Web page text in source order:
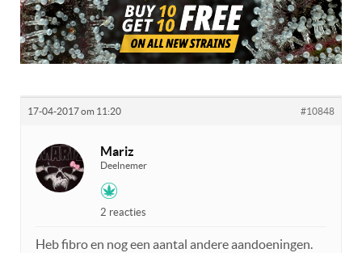
17-04-2017 om 11:20 #10848
Mariz
Deelnemer
2 reacties
Heb fibro en nog een aantal andere aandoeningen.